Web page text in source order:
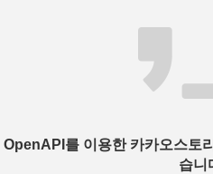
OpenAPI를 이용한 카카오스토
습니